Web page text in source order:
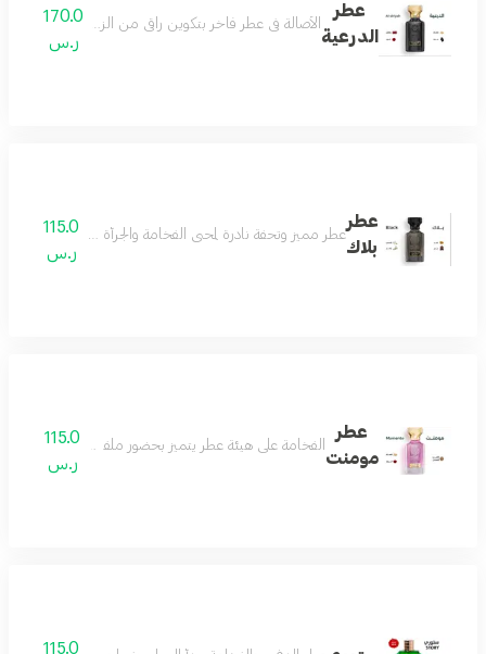
عطر
الدرعية
الأصالة في عطر فاخر بتكوين راقي من الزعفران والمسك
170.0
ر.س
عطر
بلاك
عطر مميز وتحفة نادرة لمحبي الفخامة والجرأة مزيج من رائحة
115.0
ر.س
عطر
مومنت
الفخامة على هيئة عطر يتميز بحضور ملفت وفوحان طاغي
115.0
ر.س
115.0